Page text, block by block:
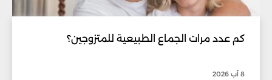
كم عدد مرات الجماع الطبيعية للمتزوجين؟
8 آب 2026